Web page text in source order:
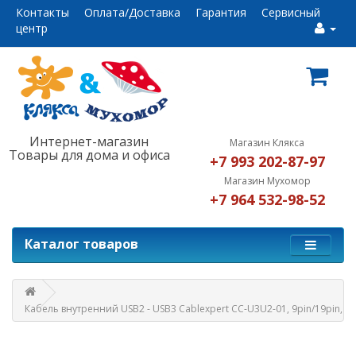
Контакты Оплата/Доставка Гарантия
Сервисный
центр
Интернет-магазин
Товары для дома и офиса
Магазин Клякса
+7 993 202-87-97
Магазин Мухомор
+7 964 532-98-52
Каталог товаров
Кабель внутренний USB2 - USB3 Cablexpert CC-U3U2-01, 9pin/19pin,